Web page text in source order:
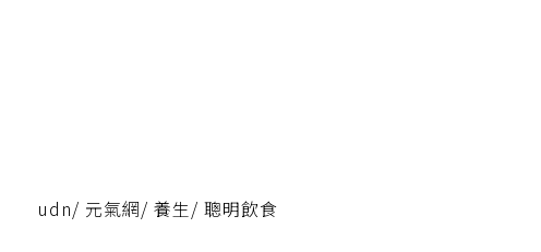
udn/ 元氣網/ 養生/ 聰明飲食